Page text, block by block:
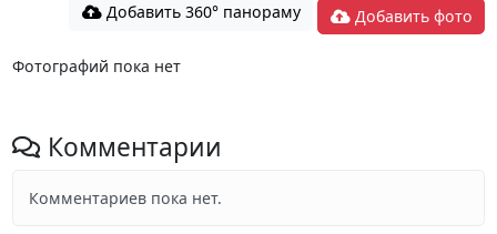
Добавить 360° панораму Добавить фото
Фотографий пока нет
Комментарии
Комментариев пока нет.